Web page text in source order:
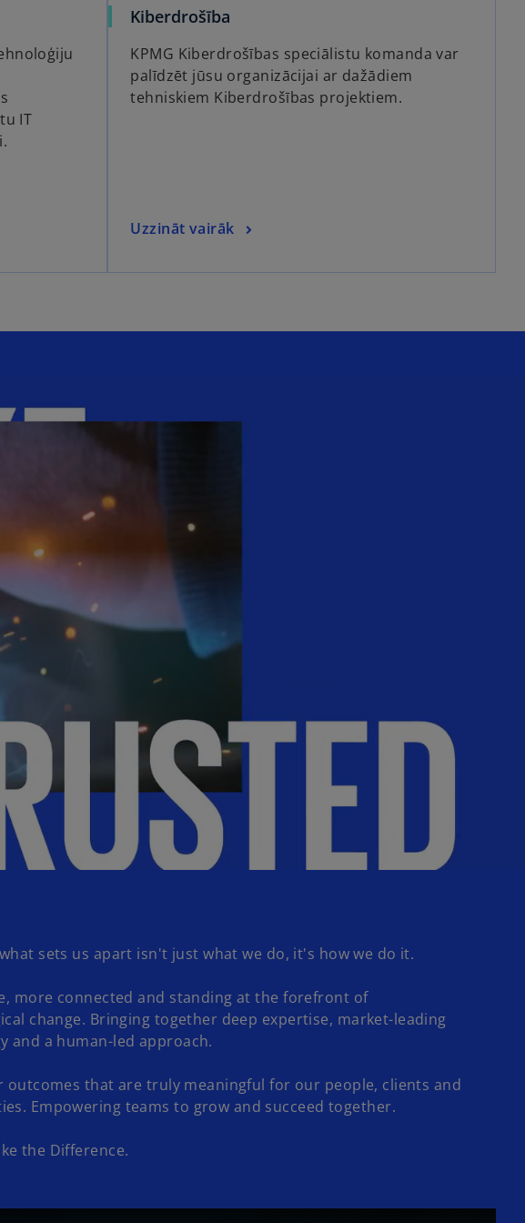
IT
Kiberdrošība
KPMG Kiberdrošības speciālistu komanda var
palīdzēt jūsu organizācijai ar dažādiem
tehniskiem Kiberdrošības projektiem.
Uzzināt vairāk
sets us apart isn't just what we do, it's how we do it.
more connected and standing at the forefront of
change. Bringing together deep expertise, market-leading
and a human-led approach.
outcomes that are truly meaningful for our people, clients and
Empowering teams to grow and succeed together.
the Difference.